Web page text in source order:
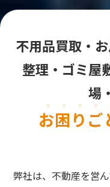
不用品買取・
整理・ゴミ屋
場
お困りご
弊社は、不動産を営